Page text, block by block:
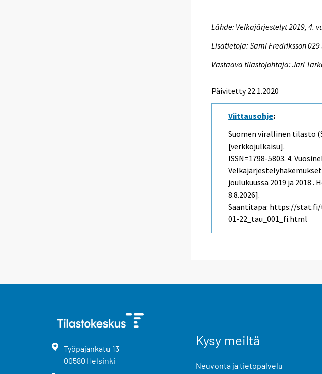
Lähde: Velkajärjestelyt 2019, 4.
Lisätietoja: Sami Fredriksson
Vastaava tilastojohtaja: Jari
Päivitetty 22.1.2020
Viittausohje:
Suomen virallinen tilasto
[verkkojulkaisu].
ISSN=1798-5803. 4.
joulukuussa 2019 ja 2018
8.8.2026].
Saantitapa: https://stat.fi/
01-22_tau_001_fi.html
Työpajankatu 13
00580 Helsinki
Kysy meiltä
Neuvonta ja tietopalvelu